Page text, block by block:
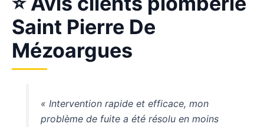
Saint Pierre De
Mézoargues
« Intervention rapide et efficace, mon
problème de fuite a été résolu en moins